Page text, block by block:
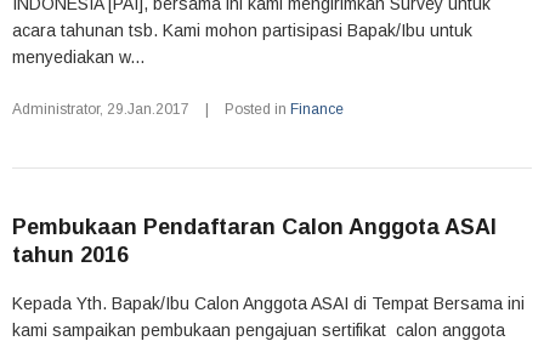
acara tahunan tsb. Kami mohon partisipasi Bapak/Ibu untuk
menyediakan w...
Administrator, 29.Jan.2017 Posted in Finance
Pembukaan Pendaftaran Calon Anggota ASAI
tahun 2016
Kepada Yth. Bapak/Ibu Calon Anggota ASAI di Tempat Bersama ini
kami sampaikan pembukaan pengajuan sertifikat calon anggota